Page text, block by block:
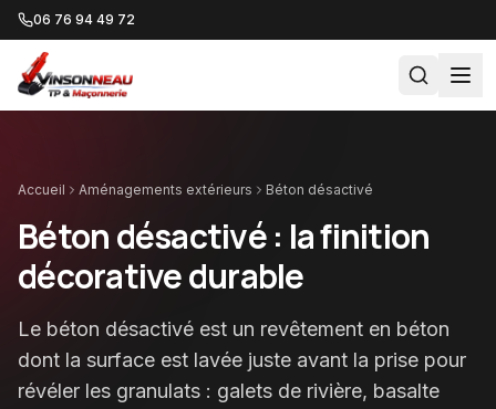
06 76 94 49 72
Accueil Aménagements extérieurs Béton désactivé
Béton désactivé : la finition
décorative durable
Le béton désactivé est un revêtement en béton
dont la surface est lavée juste avant la prise pour
révéler les granulats : galets de rivière, basalte